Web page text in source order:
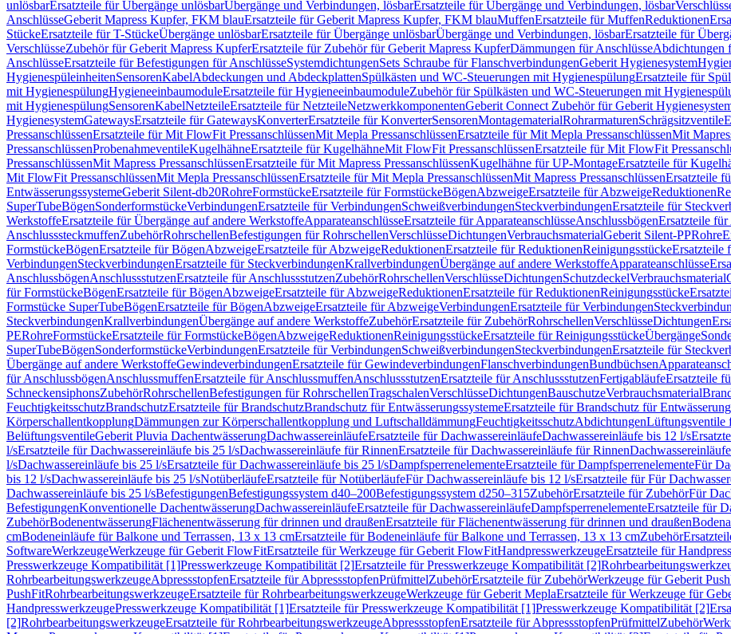
unlösbarErsatzteile für Übergänge unlösbarÜbergänge und Verbindungen, lösbarErsatzteile für Übergänge und Verbindungen, lösbar
AnschlüsseGeberit Mapress Kupfer, FKM blauErsatzteile für Geberit Mapress Kupfer, FKM blauMuffenErsatzteile für MuffenReduktionen
StückeErsatzteile für T-StückeÜbergänge unlösbarErsatzteile für Übergänge unlösbarÜbergänge und Verbindungen, lösbarErsatzteile für
VerschlüsseZubehör für Geberit Mapress KupferErsatzteile für Zubehör für Geberit Mapress KupferDämmungen für AnschlüsseAbdichtungen
AnschlüsseErsatzteile für Befestigungen für AnschlüsseSystemdichtungenSets Schraube für FlanschverbindungenGeberit Hygienesystem
HygienespüleinheitenSensorenKabelAbdeckungen und AbdeckplattenSpülkästen und WC-Steuerungen mit HygienespülungErsatzteile für
mit HygienespülungHygieneeinbaumoduleErsatzteile für HygieneeinbaumoduleZubehör für Spülkästen und WC-Steuerungen mit
mit HygienespülungSensorenKabelNetzteileErsatzteile für NetzteileNetzwerkkomponentenGeberit Connect Zubehör für Geberit
HygienesystemGatewaysErsatzteile für GatewaysKonverterErsatzteile für KonverterSensorenMontagematerialRohrarmaturenSchrägsitzventile
PressanschlüssenErsatzteile für Mit FlowFit PressanschlüssenMit Mepla PressanschlüssenErsatzteile für Mit Mepla PressanschlüssenMit
PressanschlüssenProbenahmeventileKugelhähneErsatzteile für KugelhähneMit FlowFit PressanschlüssenErsatzteile für Mit FlowFit
PressanschlüssenMit Mapress PressanschlüssenErsatzteile für Mit Mapress PressanschlüssenKugelhähne für UP-MontageErsatzteile für
Mit FlowFit PressanschlüssenMit Mepla PressanschlüssenErsatzteile für Mit Mepla PressanschlüssenMit Mapress PressanschlüssenErsatzteile
EntwässerungssystemeGeberit Silent-db20RohreFormstückeErsatzteile für FormstückeBögenAbzweigeErsatzteile für AbzweigeReduktionen
SuperTubeBögenSonderformstückeVerbindungenErsatzteile für VerbindungenSchweißverbindungenSteckverbindungenErsatzteile für
WerkstoffeErsatzteile für Übergänge auf andere WerkstoffeApparateanschlüsseErsatzteile für ApparateanschlüsseAnschlussbögenErsatzteile für
AnschlusssteckmuffenZubehörRohrschellenBefestigungen für RohrschellenVerschlüsseDichtungenVerbrauchsmaterialGeberit Silent-PPRohre
FormstückeBögenErsatzteile für BögenAbzweigeErsatzteile für AbzweigeReduktionenErsatzteile für ReduktionenReinigungsstückeErsatzteile
VerbindungenSteckverbindungenErsatzteile für SteckverbindungenKrallverbindungenÜbergänge auf andere WerkstoffeApparateanschlüsse
AnschlussbögenAnschlussstutzenErsatzteile für AnschlussstutzenZubehörRohrschellenVerschlüsseDichtungenSchutzdeckelVerbrauchsmaterial
für FormstückeBögenErsatzteile für BögenAbzweigeErsatzteile für AbzweigeReduktionenErsatzteile für ReduktionenReinigungsstücke
Formstücke SuperTubeBögenErsatzteile für BögenAbzweigeErsatzteile für AbzweigeVerbindungenErsatzteile für Verbindungen
SteckverbindungenKrallverbindungenÜbergänge auf andere WerkstoffeZubehörErsatzteile für ZubehörRohrschellenVerschlüsseDichtungen
PERohreFormstückeErsatzteile für FormstückeBögenAbzweigeReduktionenReinigungsstückeErsatzteile für ReinigungsstückeÜbergänge
SuperTubeBögenSonderformstückeVerbindungenErsatzteile für VerbindungenSchweißverbindungenSteckverbindungenErsatzteile für
Übergänge auf andere WerkstoffeGewindeverbindungenErsatzteile für GewindeverbindungenFlanschverbindungenBundbüchsen
für AnschlussbögenAnschlussmuffenErsatzteile für AnschlussmuffenAnschlussstutzenErsatzteile für AnschlussstutzenFertigabläufeErsatzteile
SchneckensiphonsZubehörRohrschellenBefestigungen für RohrschellenTragschalenVerschlüsseDichtungenBauschutzeVerbrauchsmaterial
FeuchtigkeitsschutzBrandschutzErsatzteile für BrandschutzBrandschutz für EntwässerungssystemeErsatzteile für Brandschutz für
KörperschallentkopplungDämmungen zur Körperschallentkopplung und LuftschalldämmungFeuchtigkeitsschutzAbdichtungenLüftungsventile
BelüftungsventileGeberit Pluvia DachentwässerungDachwassereinläufeErsatzteile für DachwassereinläufeDachwassereinläufe bis 12 l/s
l/sErsatzteile für Dachwassereinläufe bis 25 l/sDachwassereinläufe für RinnenErsatzteile für Dachwassereinläufe für Rinnen
l/sDachwassereinläufe bis 25 l/sErsatzteile für Dachwassereinläufe bis 25 l/sDampfsperrenelementeErsatzteile für DampfsperrenelementeFür
bis 12 l/sDachwassereinläufe bis 25 l/sNotüberläufeErsatzteile für NotüberläufeFür Dachwassereinläufe bis 12 l/sErsatzteile für Für
Dachwassereinläufe bis 25 l/sBefestigungenBefestigungssystem d40–200Befestigungssystem d250–315ZubehörErsatzteile für ZubehörFür
BefestigungenKonventionelle DachentwässerungDachwassereinläufeErsatzteile für DachwassereinläufeDampfsperrenelementeErsatzteile für
ZubehörBodenentwässerungFlächenentwässerung für drinnen und draußenErsatzteile für Flächenentwässerung für drinnen und draußen
cmBodeneinläufe für Balkone und Terrassen, 13 x 13 cmErsatzteile für Bodeneinläufe für Balkone und Terrassen, 13 x 13 cmZubehör
SoftwareWerkzeugeWerkzeuge für Geberit FlowFitErsatzteile für Werkzeuge für Geberit FlowFitHandpresswerkzeugeErsatzteile für
Presswerkzeuge Kompatibilität [1]Presswerkzeuge Kompatibilität [2]Ersatzteile für Presswerkzeuge Kompatibilität [2]
RohrbearbeitungswerkzeugeAbpressstopfenErsatzteile für AbpressstopfenPrüfmittelZubehörErsatzteile für ZubehörWerkzeuge für Geberit
PushFitRohrbearbeitungswerkzeugeErsatzteile für RohrbearbeitungswerkzeugeWerkzeuge für Geberit MeplaErsatzteile für Werkzeuge für
HandpresswerkzeugePresswerkzeuge Kompatibilität [1]Ersatzteile für Presswerkzeuge Kompatibilität [1]Presswerkzeuge Kompatibilität [2]
[2]RohrbearbeitungswerkzeugeErsatzteile für RohrbearbeitungswerkzeugeAbpressstopfenErsatzteile für AbpressstopfenPrüfmittelZubehör